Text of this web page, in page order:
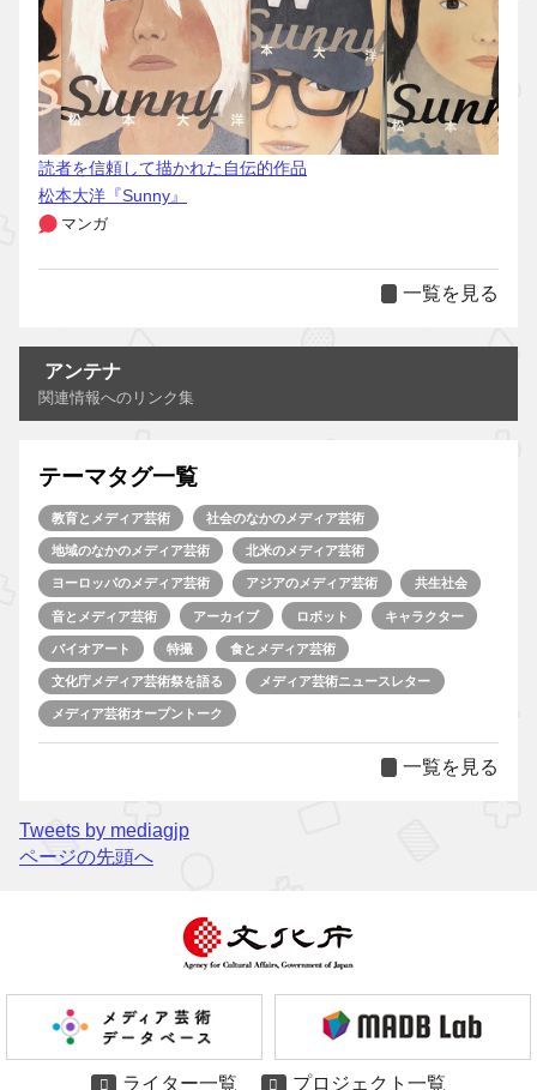
読者を信頼して描かれた自伝的作品
松本大洋『Sunny』
マンガ
一覧を見る
アンテナ
関連情報へのリンク集
テーマタグ一覧
教育とメディア芸術 社会のなかのメディア芸術
地域のなかのメディア芸術 北米のメディア芸術
ヨーロッパのメディア芸術 アジアのメディア芸術 共生社会
音とメディア芸術 アーカイブ ロボット キャラクター
バイオアート 特撮 食とメディア芸術
文化庁メディア芸術祭を語る メディア芸術ニュースレター
メディア芸術オープントーク
一覧を見る
Tweets by mediagjp
ページの先頭へ
ライター一覧 プロジェクト一覧